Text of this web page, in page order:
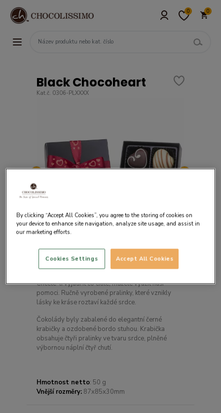
0 0
Black Chocoheart
Kat.č. 0306-PLXXXX
Detail produktu
Chcete-li vyjádřit co cítíte, můžete využít naší
pomoci. Ručně vyrobené pralinky, které vznikly
lásky ke kráse roztaví každé srdce.
Čokolády byly zabalené do elegantní černé
krabičky a ozdobené bordo stuhou. Krabička
obsahuje čtyři pralinky ve tvaru srdce, plněné
výbornou náplní čtyř chutí.
Hmotnost netto: 50 g
Vnější rozměry: 87x85x30mm
By clicking “Accept All Cookies”, you agree to the storing of cookies on
your device to enhance site navigation, analyze site usage, and assist in
our marketing efforts.
Accept All Cookies
Cookies Settings